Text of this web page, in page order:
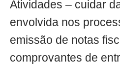
Atividades – cuidar
envolvida nos
emissão de notas
comprovantes de